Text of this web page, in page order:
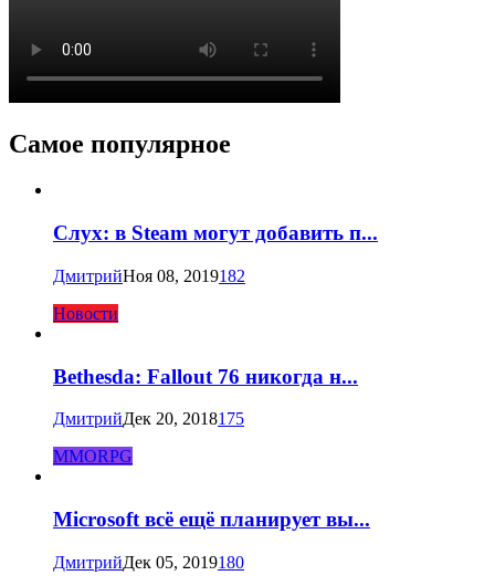
Самое популярное
Слух: в Steam могут добавить п...
ДмитрийНоя 08, 2019182
Новости
Bethesda: Fallout 76 никогда н...
ДмитрийДек 20, 2018175
MMORPG
Microsoft всё ещё планирует вы...
ДмитрийДек 05, 2019180